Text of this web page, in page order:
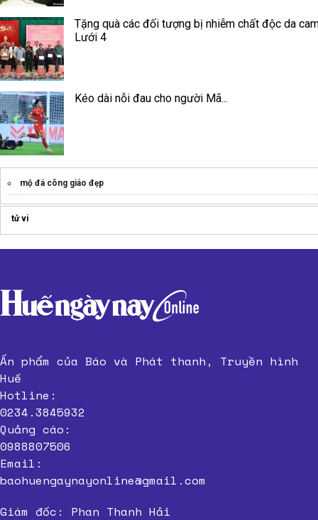
Tặng quà các đối tượng bị nhiễm chất độc da
Lưới 4
Kéo dài nỗi đau cho người Mã...
mộ đá công giáo đẹp
tử vi
Ấn phẩm của Báo và Phát thanh, Truyền hình
Huế
Hotline:
0234.3845932
Quảng cáo:
0988807506
Email:
baohuengaynayonline@gmail.com
Giám đốc: Phan Thanh Hải